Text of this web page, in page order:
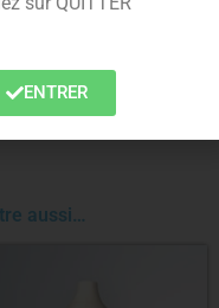
et doit être dilué
aussi…
ENTRER